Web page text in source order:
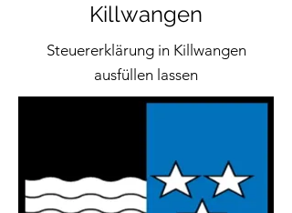
Killwangen
Steuererklärung in Killwangen
ausfüllen lassen